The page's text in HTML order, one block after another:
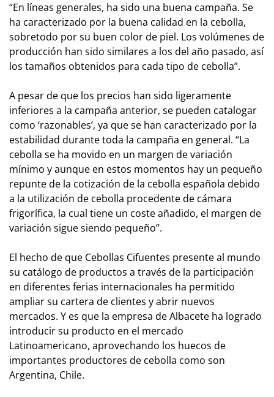
“En líneas generales, ha sido una buena campaña. Se
ha caracterizado por la buena calidad en la cebolla,
sobretodo por su buen color de piel. Los volúmenes de
producción han sido similares a los del año pasado, así
los tamaños obtenidos para cada tipo de cebolla”.
A pesar de que los precios han sido ligeramente
inferiores a la campaña anterior, se pueden catalogar
como ‘razonables’, ya que se han caracterizado por la
estabilidad durante toda la campaña en general. “La
cebolla se ha movido en un margen de variación
mínimo y aunque en estos momentos hay un pequeño
repunte de la cotización de la cebolla española debido
a la utilización de cebolla procedente de cámara
frigorífica, la cual tiene un coste añadido, el margen de
variación sigue siendo pequeño”.
El hecho de que Cebollas Cifuentes presente al mundo
su catálogo de productos a través de la participación
en diferentes ferias internacionales ha permitido
ampliar su cartera de clientes y abrir nuevos
mercados. Y es que la empresa de Albacete ha logrado
introducir su producto en el mercado
Latinoamericano, aprovechando los huecos de
importantes productores de cebolla como son
Argentina, Chile.